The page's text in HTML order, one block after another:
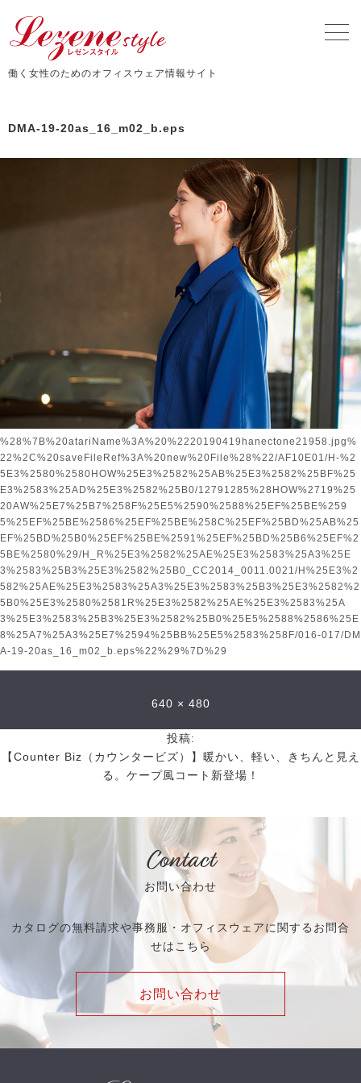
働く女性のためのオフィスウェア情報サイト
DMA-19-20as_16_m02_b.eps
%28%7B%20atariName%3A%20%2220190419hanectone21958.jpg%
22%2C%20saveFileRef%3A%20new%20File%28%22/AF10E01/H-%2
5E3%2580%2580HOW%25E3%2582%25AB%25E3%2582%25BF%25
E3%2583%25AD%25E3%2582%25B0/12791285%28HOW%2719%25
20AW%25E7%25B7%258F%25E5%2590%2588%25EF%25BE%259
5%25EF%25BE%2586%25EF%25BE%258C%25EF%25BD%25AB%25
EF%25BD%25B0%25EF%25BE%2591%25EF%25BD%25B6%25EF%2
5BE%2580%29/H_R%25E3%2582%25AE%25E3%2583%25A3%25E
3%2583%25B3%25E3%2582%25B0_CC2014_0011.0021/H%25E3%2
582%25AE%25E3%2583%25A3%25E3%2583%25B3%25E3%2582%2
5B0%25E3%2580%2581R%25E3%2582%25AE%25E3%2583%25A
3%25E3%2583%25B3%25E3%2582%25B0%25E5%2588%2586%25E
8%25A7%25A3%25E7%2594%25BB%25E5%2583%258F/016-017/DM
A-19-20as_16_m02_b.eps%22%29%7D%29
640 × 480
投稿:
【Counter Biz（カウンタービズ）】暖かい、軽い、きちんと見え
る。ケープ風コート新登場！
Contact
お問い合わせ
カタログの無料請求や事務服・オフィスウェアに関するお問合
せはこちら
お問い合わせ